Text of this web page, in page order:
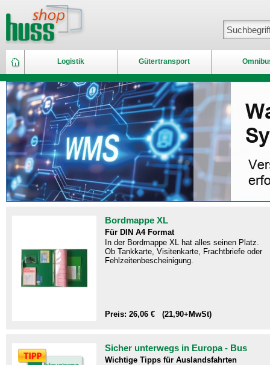
Logistik Gütertransport
Bordmappe XL
Für DIN A4 Format
In der Bordmappe XL hat alles seinen Platz.
Ob Tankkarte, Visitenkarte, Frachtbriefe oder
Fehlzeitenbescheinigung.
Preis: 26,06 € (21,90+MwSt)
Sicher unterwegs in Europa - Bus
Wichtige Tipps für Auslandsfahrten